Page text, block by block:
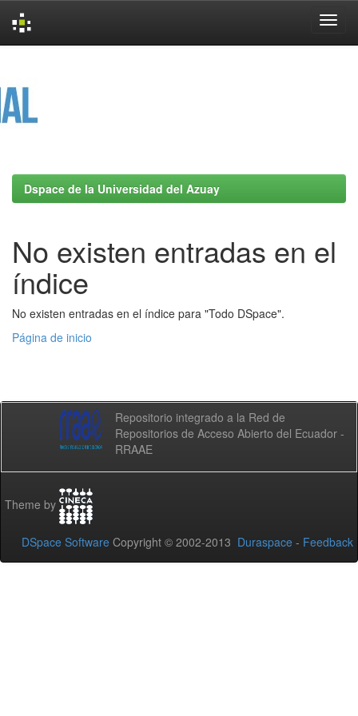
Dspace de la Universidad del Azuay
No existen entradas en el
índice
No existen entradas en el índice para "Todo DSpace".
Página de inicio
Repositorio integrado a la Red de
Repositorios de Acceso Abierto del Ecuador -
RRAAE
Theme by
DSpace Software Copyright © 2002-2013 Duraspace - Feedback